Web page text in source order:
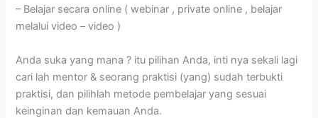
– Belajar secara online ( webinar , private online , belajar
melalui video – video )
Anda suka yang mana ? itu pilihan Anda, inti nya sekali lagi
cari lah mentor & seorang praktisi (yang) sudah terbukti
praktisi, dan pilihlah metode pembelajar yang sesuai
keinginan dan kemauan Anda.